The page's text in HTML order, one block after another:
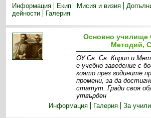
Информация
Екип Мисия и визия
дейности
Галерия
Основно училище
Методий,
ОУ Св. Св. Кирил и
е учебно заведение с
която през годините
промени, за да
статут. Гради своя
утвърден
Информация
Галерия За